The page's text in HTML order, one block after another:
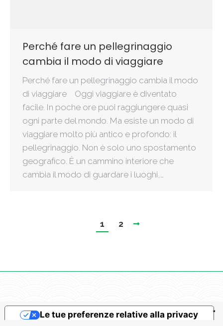
Perché fare un pellegrinaggio
cambia il modo di viaggiare
Perché fare un pellegrinaggio cambia il modo
di viaggiare Oggi viaggiare è diventato
facile. In poche ore puoi raggiungere quasi
ogni parte del mondo. Ma esiste un modo di
viaggiare molto più antico e profondo: il
pellegrinaggio. Non è solo uno spostamento
geografico. È un cammino interiore che
cambia il modo di guardare i luoghi,…
1 2
Le tue preferenze relative alla privacy